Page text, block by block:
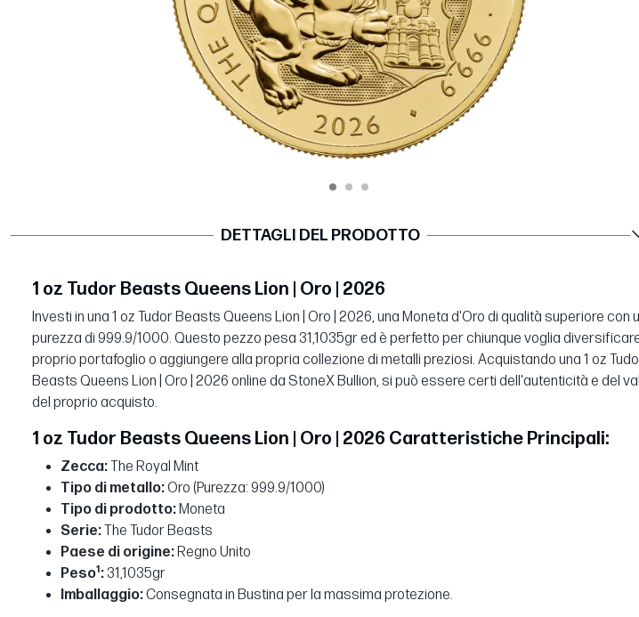
DETTAGLI DEL PRODOTTO
1 oz Tudor Beasts Queens Lion | Oro | 2026
Investi in una 1 oz Tudor Beasts Queens Lion | Oro | 2026, una Moneta d'Oro di qualità superiore con
purezza di 999.9/1000. Questo pezzo pesa 31,1035gr ed è perfetto per chiunque voglia
proprio portafoglio o aggiungere alla propria collezione di metalli preziosi. Acquistando una 1 oz
Beasts Queens Lion | Oro | 2026 online da StoneX Bullion, si può essere certi dell'autenticità e del
del proprio acquisto.
1 oz Tudor Beasts Queens Lion | Oro | 2026 Caratteristiche Principali:
Zecca:The Royal Mint
Tipo di metallo:Oro (Purezza: 999.9/1000)
Tipo di prodotto: Moneta
Serie:The Tudor Beasts
Paese di origine: Regno Unito
Peso1: 31,1035gr
Imballaggio:Consegnata in Bustina per la massima protezione.